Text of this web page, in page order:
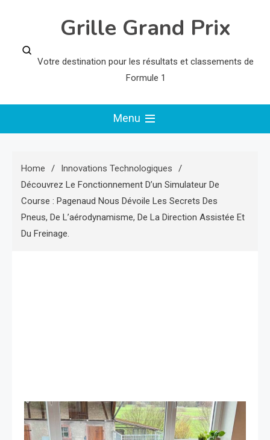
Grille Grand Prix
Votre destination pour les résultats et classements de
Formule 1
Menu
Home
Innovations Technologiques
Découvrez Le Fonctionnement D’un Simulateur De
Course : Pagenaud Nous Dévoile Les Secrets Des
Pneus, De L’aérodynamisme, De La Direction Assistée Et
Du Freinage.